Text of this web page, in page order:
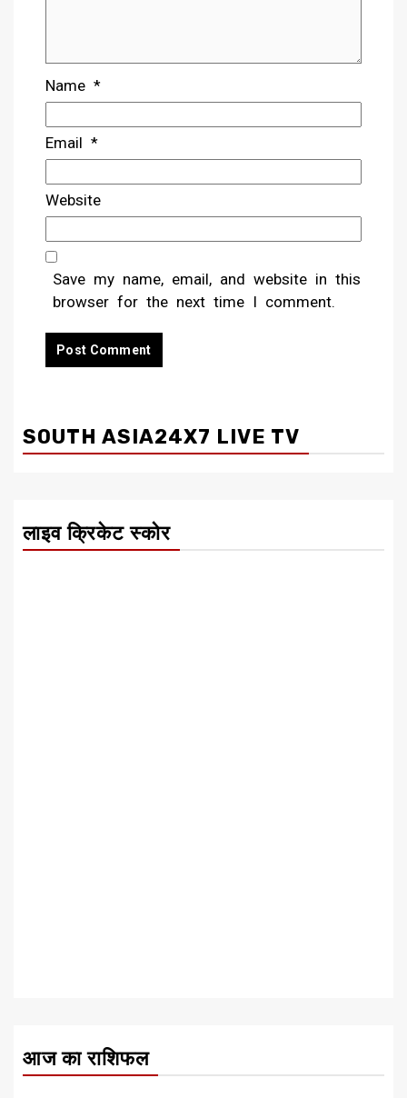
Name *
Email *
Website
Save my name, email, and website in this
browser for the next time I comment.
SOUTH ASIA24X7 LIVE TV
लाइव क्रिकेट स्कोर
आज का राशिफल